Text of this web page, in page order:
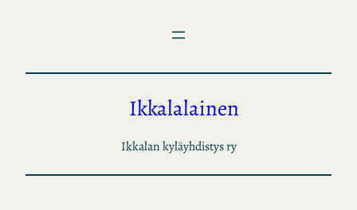
Ikkalalainen
Ikkalan kyläyhdistys ry